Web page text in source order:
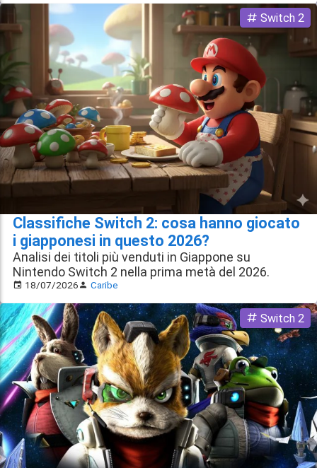
Classifiche Switch 2: cosa hanno giocato
i giapponesi in questo 2026?
Switch 2
Analisi dei titoli più venduti in Giappone su
Nintendo Switch 2 nella prima metà del 2026.
18/07/2026 Caribe
Switch 2